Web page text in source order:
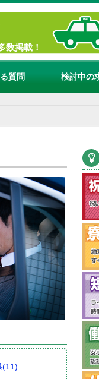
数掲載！
質問 検討中の
(11)